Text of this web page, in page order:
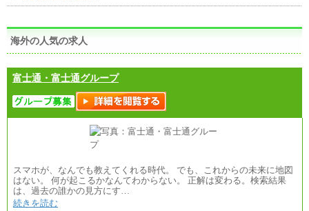
海外の人気の求人
富士通・富士通グループ
スマホが、なんでも教えてくれる時代。 でも、これからの未来に地図
はない。 何が起こるかなんてわからない。 正解は変わる。検索結果
は、過去の誰かの見方にす…
続きを読む